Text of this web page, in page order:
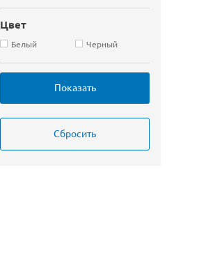
Цвет
Белый Черный